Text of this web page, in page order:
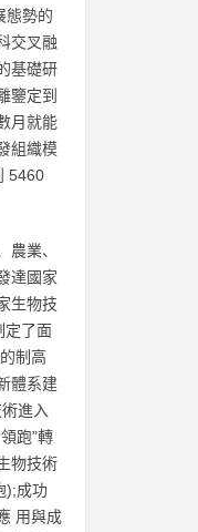
態勢的
交叉融
基礎研
鑒定到
月就能
組織模
5460
業、
達國家
生物技
定了面
制高
體系建
進入
跑”轉
物技術
);成功
用與成